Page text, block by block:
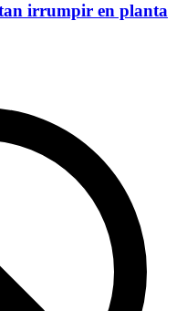
irrumpir en planta